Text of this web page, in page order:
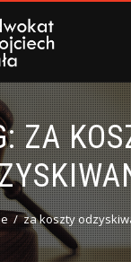
ZA
za koszty